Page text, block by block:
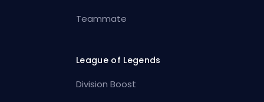
Teammate
League of Legends
Division Boost